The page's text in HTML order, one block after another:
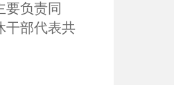
要负责同
干部代表共